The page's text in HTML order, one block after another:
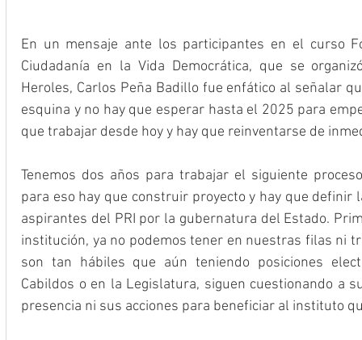
En un mensaje ante los participantes en el curso
Ciudadanía en la Vida Democrática, que se
Heroles, Carlos Peña Badillo fue enfático al señalar
esquina y no hay que esperar hasta el 2025 para
que trabajar desde hoy y hay que reinventarse de
Tenemos dos años para trabajar el siguiente
para eso hay que construir proyecto y hay que definir
aspirantes del PRI por la gubernatura del Estado.
institución, ya no podemos tener en nuestras filas ni
son tan hábiles que aún teniendo posiciones
Cabildos o en la Legislatura, siguen cuestionando a
presencia ni sus acciones para beneficiar al instituto